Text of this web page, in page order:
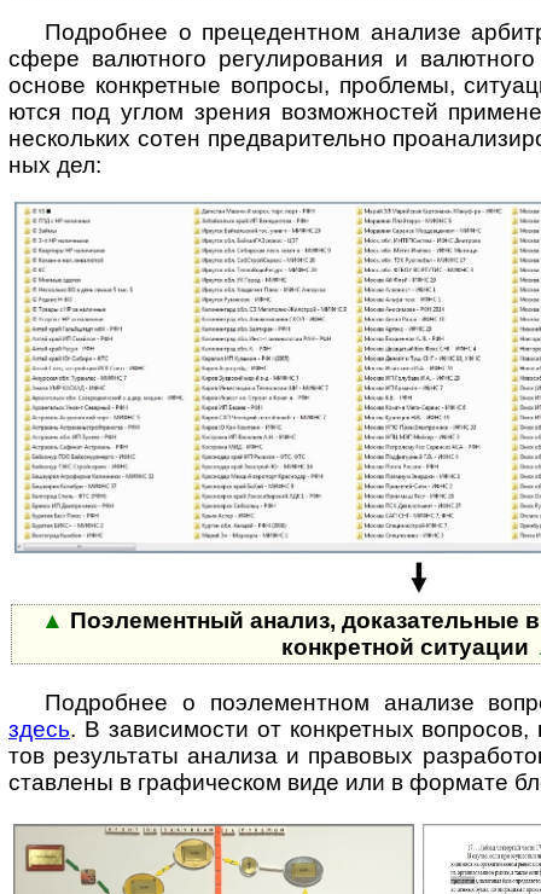
Подробнее о прецедентном анализе
сфере валют­ного регули­рова­ния и
основе конк­рет­ные воп­росы, проб­лемы,
ются под углом зре­ния возмож­ностей
неско­льких сотен пред­вари­тельно
ных дел:
▲ Поэлементный анализ, доказательные
конкретной ситуации
Подробнее о поэлементном анализе
здесь. В зави­симо­сти от конк­рет­ных
тов резуль­таты ана­лиза и право­вых
став­ле­ны в графи­чес­ком виде или в фор­мате